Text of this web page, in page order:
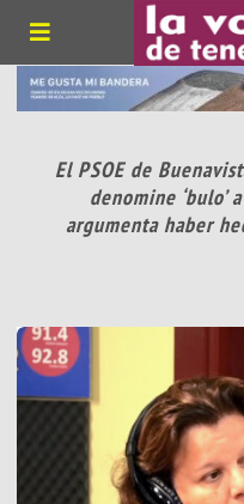
El PSOE de
denomine ‘bulo’
argumenta haber